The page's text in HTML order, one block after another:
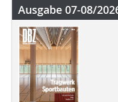
Ausgabe 07-08/